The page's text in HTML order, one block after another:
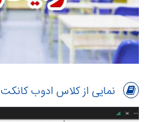
نمایی از کلاس ادوب کانکت